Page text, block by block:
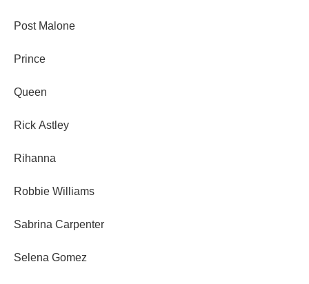
Post Malone
Prince
Queen
Rick Astley
Rihanna
Robbie Williams
Sabrina Carpenter
Selena Gomez